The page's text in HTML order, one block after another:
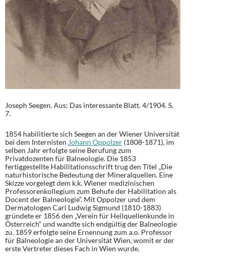
Joseph Seegen. Aus: Das interessante Blatt. 4/1904. S.
7.
1854 habilitierte sich Seegen an der Wiener Universität
bei dem Internisten Johann Oppolzer (1808-1871), im
selben Jahr erfolgte seine Berufung zum
Privatdozenten für Balneologie. Die 1853
fertiggestellte Habilitationsschrift trug den Titel „Die
naturhistorische Bedeutung der Mineralquellen. Eine
Skizze vorgelegt dem k.k. Wiener medizinischen
Professorenkollegium zum Behufe der Habilitation als
Docent der Balneologie“. Mit Oppolzer und dem
Dermatologen Carl Ludwig Sigmund (1810-1883)
gründete er 1856 den „Verein für Heilquellenkunde in
Österreich“ und wandte sich endgültig der Balneologie
zu. 1859 erfolgte seine Ernennung zum a.o. Professor
für Balneologie an der Universität Wien, womit er der
erste Vertreter dieses Fach in Wien wurde.